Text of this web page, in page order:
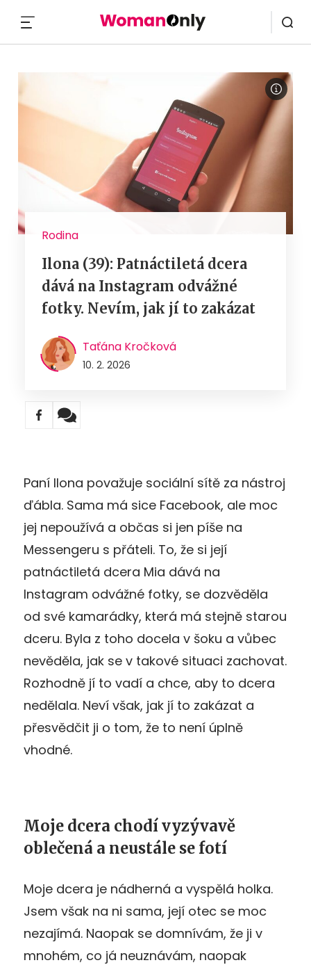
Rodina
Ilona (39): Patnáctiletá dcera
dává na Instagram odvážné
fotky. Nevím, jak jí to zakázat
Taťána Kročková
10. 2. 2026
Paní Ilona považuje sociální sítě za nástroj
ďábla. Sama má sice Facebook, ale moc
jej nepoužívá a občas si jen píše na
Messengeru s přáteli. To, že si její
patnáctiletá dcera Mia dává na
Instagram odvážné fotky, se dozvěděla
od své kamarádky, která má stejně starou
dceru. Byla z toho docela v šoku a vůbec
nevěděla, jak se v takové situaci zachovat.
Rozhodně jí to vadí a chce, aby to dcera
nedělala. Neví však, jak jí to zakázat a
přesvědčit ji o tom, že to není úplně
vhodné.
Moje dcera chodí vyzývavě
oblečená a neustále se fotí
Moje dcera je nádherná a vyspělá holka.
Jsem však na ni sama, její otec se moc
nezajímá. Naopak se domnívám, že ji v
mnohém, co já neuznávám, naopak